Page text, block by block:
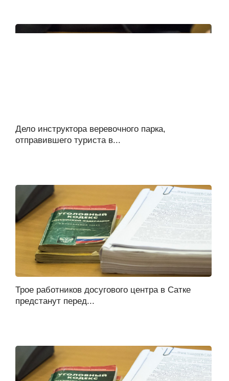
Дело инструктора веревочного парка,
отправившего туриста в...
Трое работников досугового центра в Сатке
предстанут перед...